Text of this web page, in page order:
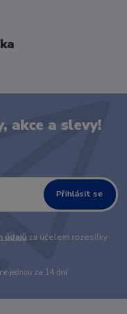
akce a slevy!
Přihlásit se
údajů za účelem rozesílky
jednou za 14 dní.